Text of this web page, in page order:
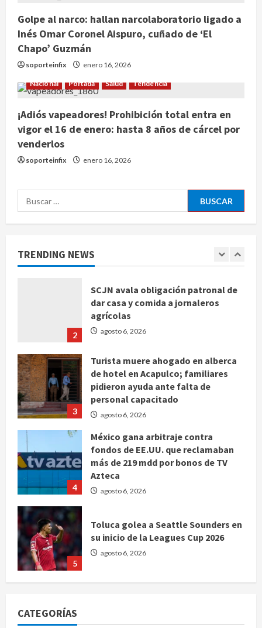
Golpe al narco: hallan narcolaboratorio ligado a
Inés Omar Coronel Aispuro, cuñado de ‘El
Chapo’ Guzmán
soporteinfix enero 16, 2026
Nacional Portada Salud Tendencia
¡Adiós vapeadores! Prohibición total entra en
vigor el 16 de enero: hasta 8 años de cárcel por
venderlos
soporteinfix enero 16, 2026
Buscar:
TRENDING NEWS
3
personal capacitado
agosto 6, 2026
fondos de EE.UU. que reclamaban
más de 219 mdd por bonos de TV
Azteca
agosto 6, 2026
su inicio de la Leagues Cup 2026
1
Sin información disponible sobre el
Aeropuerto Internacional de la
2
SCJN avala obligación patronal de
dar casa y comida a jornaleros
agrícolas
agosto 6, 2026
3
Turista muere ahogado en alberca
de hotel en Acapulco; familiares
pidieron ayuda ante falta de
personal capacitado
agosto 6, 2026
4
México gana arbitraje contra
fondos de EE.UU. que reclamaban
más de 219 mdd por bonos de TV
Azteca
agosto 6, 2026
5
Toluca golea a Seattle Sounders en
su inicio de la Leagues Cup 2026
agosto 6, 2026
CATEGORÍAS